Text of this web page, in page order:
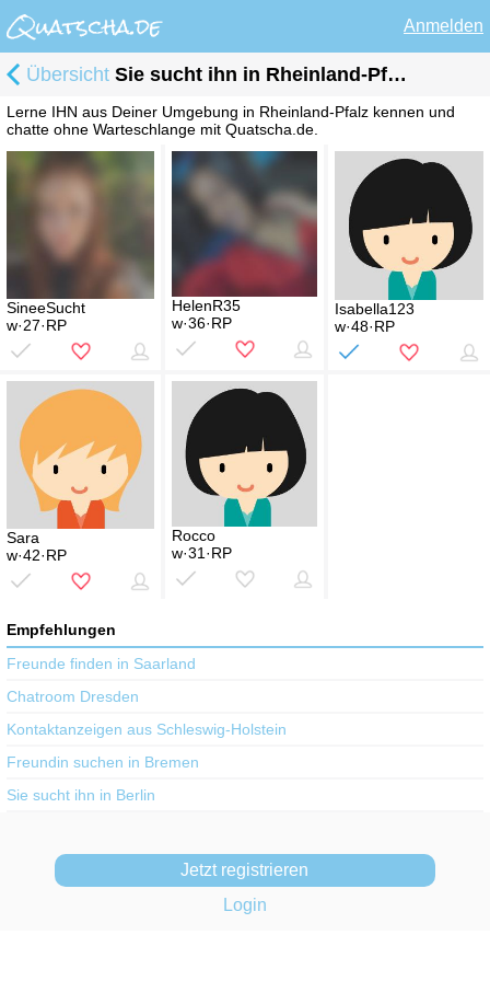
Anmelden
Übersicht Sie sucht ihn in Rheinland-Pfalz
Lerne IHN aus Deiner Umgebung in Rheinland-Pfalz kennen und
chatte ohne Warteschlange mit Quatscha.de.
SineeSucht
w·27·RP
HelenR35
w·36·RP
Isabella123
w·48·RP
Sara
w·42·RP
Rocco
w·31·RP
Empfehlungen
Freunde finden in Saarland
Chatroom Dresden
Kontaktanzeigen aus Schleswig-Holstein
Freundin suchen in Bremen
Sie sucht ihn in Berlin
Jetzt registrieren
Login